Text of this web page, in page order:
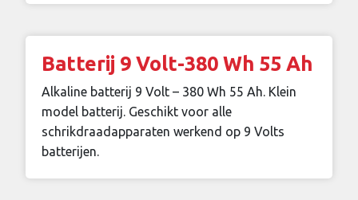
Batterij 9 Volt-380 Wh 55 Ah
Alkaline batterij 9 Volt – 380 Wh 55 Ah. Klein
model batterij. Geschikt voor alle
schrikdraadapparaten werkend op 9 Volts
batterijen.